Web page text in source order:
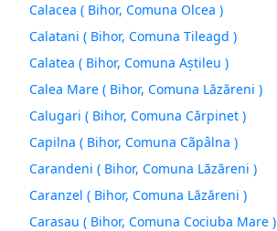
Calacea ( Bihor, Comuna Olcea )
Calatani ( Bihor, Comuna Tileagd )
Calatea ( Bihor, Comuna Aştileu )
Calea Mare ( Bihor, Comuna Lăzăreni )
Calugari ( Bihor, Comuna Cărpinet )
Capilna ( Bihor, Comuna Cãpâlna )
Carandeni ( Bihor, Comuna Lăzăreni )
Caranzel ( Bihor, Comuna Lăzăreni )
Carasau ( Bihor, Comuna Cociuba Mare )